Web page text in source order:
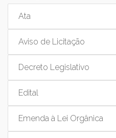
Ata
Aviso de Licitação
Decreto Legislativo
Edital
Emenda à Lei Orgânica